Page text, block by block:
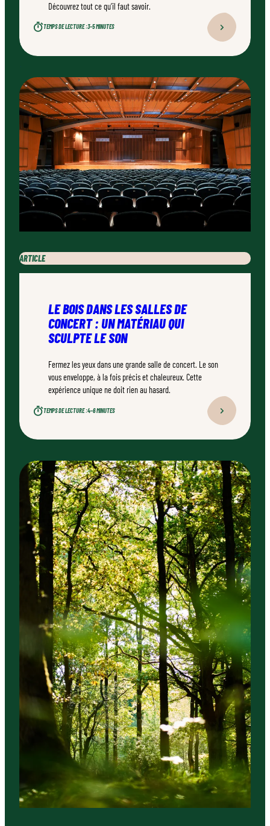
Découvrez tout ce qu’il faut savoir.
TEMPS DE LECTURE :3–5 MINUTES
ARTICLE
LE BOIS DANS LES SALLES DE
CONCERT : UN MATÉRIAU QUI
SCULPTE LE SON
Fermez les yeux dans une grande salle de concert. Le son
vous enveloppe, à la fois précis et chaleureux. Cette
expérience unique ne doit rien au hasard.
TEMPS DE LECTURE :4–6 MINUTES